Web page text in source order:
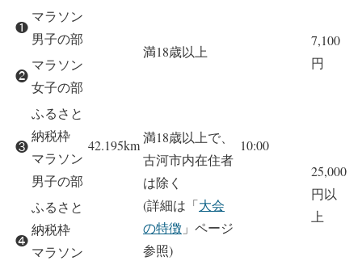
❶
マラソン
男子の部
42.195km
満18歳以上
10:00
7,100
円
❷
マラソン
女子の部
❸
ふるさと
納税枠
マラソン
男子の部
満18歳以上で、
古河市内在住者
は除く
(詳細は「大会
の特徴 」ページ
参照)
25,000
円以
上
❹
ふるさと
納税枠
マラソン